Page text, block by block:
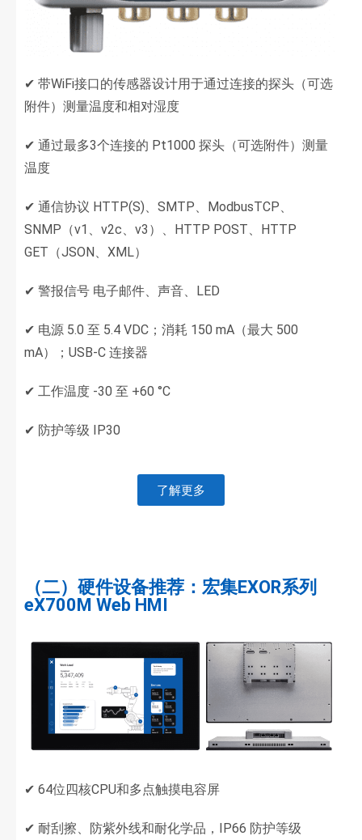
✔ 带WiFi接口的传感器设计用于通过连接的探头（可选
附件）测量温度和相对湿度
✔ 通过最多3个连接的 Pt1000 探头（可选附件）测量
温度
✔ 通信协议 HTTP(S)、SMTP、ModbusTCP、
SNMP（v1、v2c、v3）、HTTP POST、HTTP
GET（JSON、XML）
✔ 警报信号 电子邮件、声音、LED
✔ 电源 5.0 至 5.4 VDC；消耗 150 mA（最大 500
mA）；USB-C 连接器
✔ 工作温度 -30 至 +60 °C
✔ 防护等级 IP30
了解更多
（二）硬件设备推荐：宏集EXOR系列
eX700M Web HMI
✔ 64位四核CPU和多点触摸电容屏
✔ 耐刮擦、防紫外线和耐化学品，IP66 防护等级